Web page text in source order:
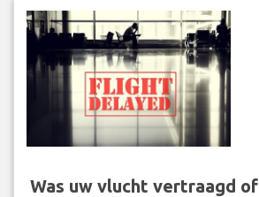
Was uw vlucht vertraagd of